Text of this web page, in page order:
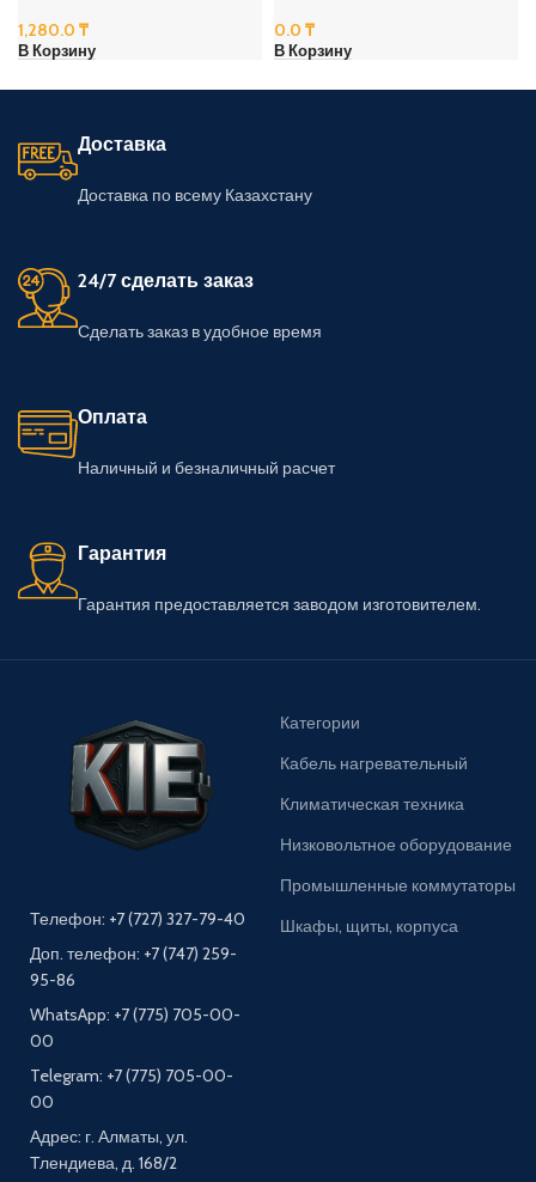
1,280.0 ₸
В Корзину
0.0 ₸
В Корзину
Доставка
Доставка по всему Казахстану
24/7 сделать заказ
Сделать заказ в удобное время
Оплата
Наличный и безналичный расчет
Гарантия
Гарантия предоставляется заводом изготовителем.
Телефон: +7 (727) 327-79-40
Доп. телефон: +7 (747) 259-
95-86
WhatsApp: +7 (775) 705-00-
00
Telegram: +7 (775) 705-00-
00
Адрес: г. Алматы, ул.
Тлендиева, д. 168/2
Категории
Кабель нагревательный
Климатическая техника
Низковольтное оборудование
Промышленные коммутаторы
Шкафы, щиты, корпуса